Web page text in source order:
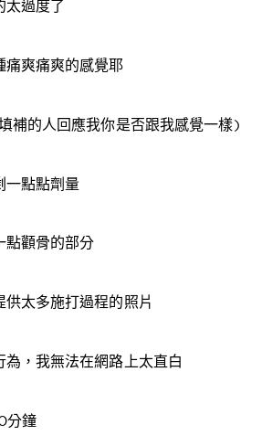
太過度了
痛爽痛爽的感覺耶
補的人回應我你是否跟我感覺一樣)
一點點劑量
點顴骨的部分
太多施打過程的照片
為，我無法在網路上太直白
分鐘